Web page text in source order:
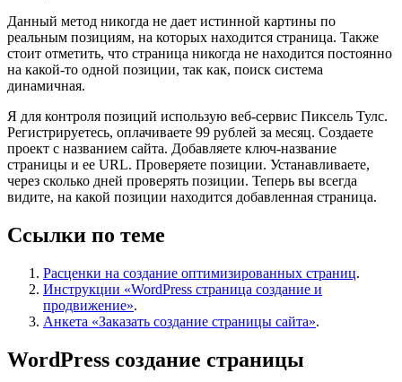
Данный метод никогда не дает истинной картины по
реальным позициям, на которых находится страница. Также
стоит отметить, что страница никогда не находится постоянно
на какой-то одной позиции, так как, поиск система
динамичная.
Я для контроля позиций использую веб-сервис Пиксель Тулс.
Регистрируетесь, оплачиваете 99 рублей за месяц. Создаете
проект с названием сайта. Добавляете ключ-название
страницы и ее URL. Проверяете позиции. Устанавливаете,
через сколько дней проверять позиции. Теперь вы всегда
видите, на какой позиции находится добавленная страница.
Ссылки по теме
Расценки на создание оптимизированных страниц.
Инструкции «WordPress страница создание и
продвижение».
Анкета «Заказать создание страницы сайта».
WordPress создание страницы